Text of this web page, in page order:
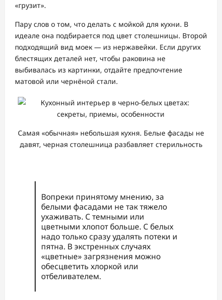
«грузит».
Пару слов о том, что делать с мойкой для кухни. В
идеале она подбирается под цвет столешницы. Второй
подходящий вид моек — из нержавейки. Если других
блестящих деталей нет, чтобы раковина не
выбивалась из картинки, отдайте предпочтение
матовой или чернёной стали.
Самая «обычная» небольшая кухня. Белые фасады не
давят, черная столешница разбавляет стерильность
Вопреки принятому мнению, за
белыми фасадами не так тяжело
ухаживать. С темными или
цветными хлопот больше. С белых
надо только сразу удалять потеки и
пятна. В экстренных случаях
«цветные» загрязнения можно
обесцветить хлоркой или
отбеливателем.